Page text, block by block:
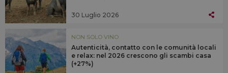
30 Luglio 2026
NON SOLO VINO
Autenticità, contatto con le comunità locali
e relax: nel 2026 crescono gli scambi casa
(+27%)